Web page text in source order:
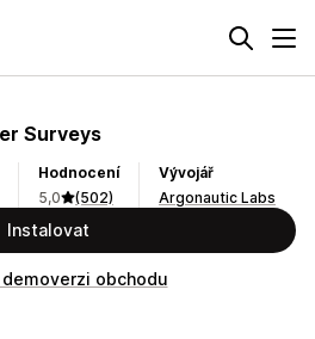
Surveys
Hodnocení
5,0
(502)
Vývojář
Argonautic Labs
Instalovat
obchodu